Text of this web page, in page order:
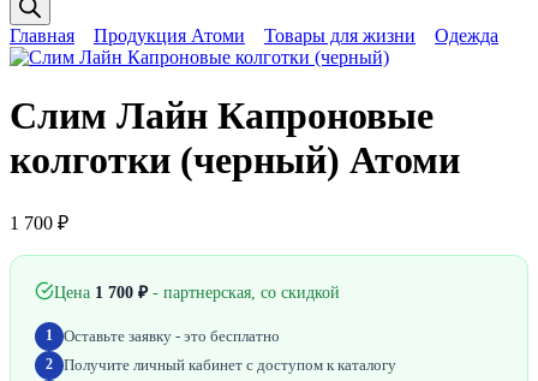
Главная Продукция Атоми Товары для жизни Одежда
Слим Лайн Капроновые
колготки (черный) Атоми
1 700 ₽
Цена 1 700 ₽- партнерская, со скидкой
1 Оставьте заявку - это бесплатно
2 Получите личный кабинет с доступом к каталогу